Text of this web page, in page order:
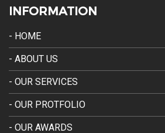
INFORMATION
- HOME
- ABOUT US
- OUR SERVICES
- OUR PROTFOLIO
- OUR AWARDS